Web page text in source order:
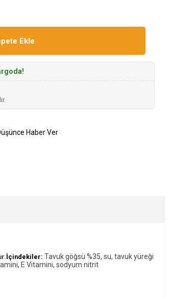
Haber Ver
İçindekiler: Tavuk göğsü %35, su, tavuk yüreği
E Vitamini, sodyum nitrit